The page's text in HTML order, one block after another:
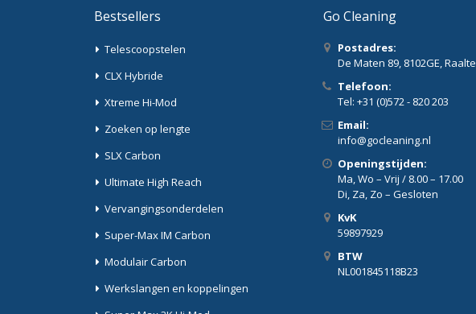
Bestsellers
Telescoopstelen
CLX Hybride
Xtreme Hi-Mod
Zoeken op lengte
SLX Carbon
Ultimate High Reach
Vervangingsonderdelen
Super-Max IM Carbon
Modulair Carbon
Werkslangen en koppelingen
Go Cleaning
Postadres:
De Maten 89, 8102GE, Raalte
Telefoon:
Tel: +31 (0)572 - 820 203
Email:
info@gocleaning.nl
Openingstijden:
Ma, Wo – Vrij / 8.00 – 17.00
Di, Za, Zo – Gesloten
KvK
59897929
BTW
NL001845118B23